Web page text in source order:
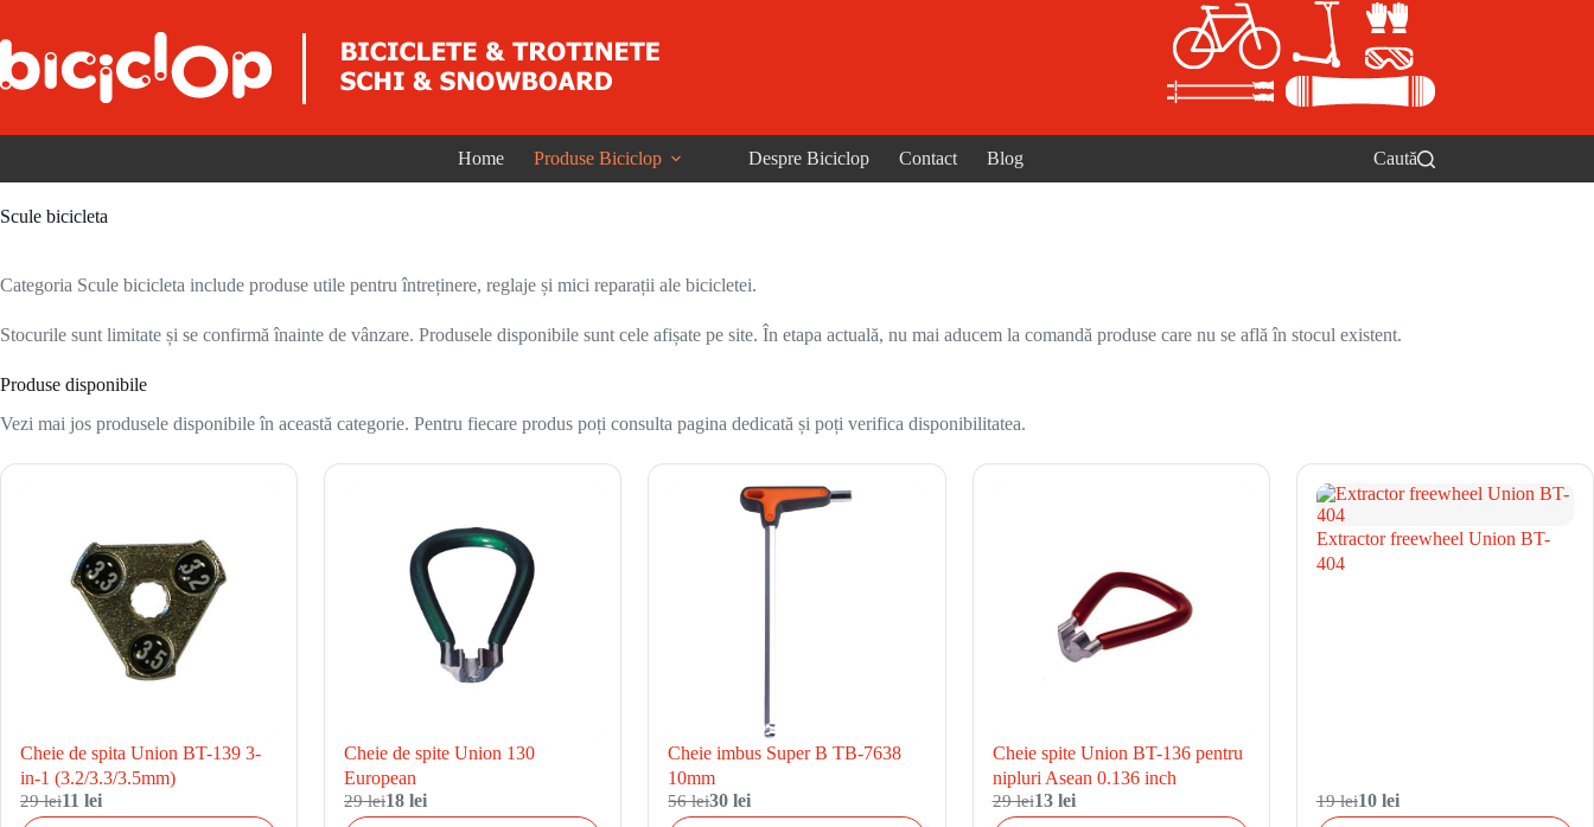
Home Produse Biciclop Despre Biciclop Contact Blog Caută
Scule bicicleta
Categoria Scule bicicleta include produse utile pentru întreținere, reglaje și mici reparații ale bicicletei.
Stocurile sunt limitate și se confirmă înainte de vânzare. Produsele disponibile sunt cele afișate pe site. În etapa actuală, nu mai aducem la comandă produse care nu se află în stocul existent.
Produse disponibile
Vezi mai jos produsele disponibile în această categorie. Pentru fiecare produs poți consulta pagina dedicată și poți verifica disponibilitatea.
Cheie de spita Union BT-139 3-
in-1 (3.2/3.3/3.5mm)
29 lei11 lei
Cheie de spite Union 130
European
29 lei18 lei
Cheie imbus Super B TB-7638
10mm
56 lei30 lei
Cheie spite Union BT-136 pentru
nipluri Asean 0.136 inch
29 lei13 lei
Extractor freewheel Union BT-
404
19 lei10 lei